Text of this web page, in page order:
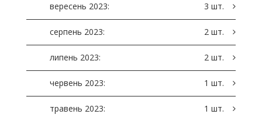
вересень 2023: 3 шт.
серпень 2023: 2 шт.
липень 2023: 2 шт.
червень 2023: 1 шт.
травень 2023: 1 шт.